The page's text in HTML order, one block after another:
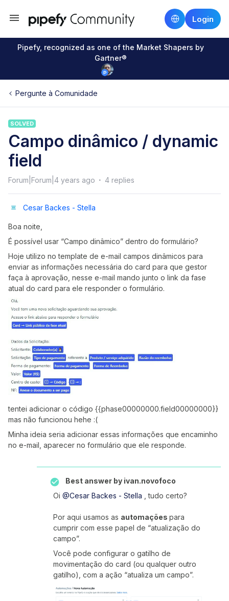
Login
Pipefy, recognized as one of the Market Shapers by
Gartner®
Pergunte à Comunidade
SOLVED
Campo dinâmico / dynamic
field
Forum|Forum|4 years ago 4 replies
Cesar Backes - Stella
Boa noite,
É possível usar “Campo dinâmico” dentro do formulário?
Hoje utilizo no template de e-mail campos dinâmicos para
enviar as informações necessária do card para que gestor
faça à aprovação, nesse e-mail mando junto o link da fase
atual do card para ele responder o formulário.
tentei adicionar o código {{phase00000000.field00000000}}
mas não funcionou hehe :(
Minha ideia seria adicionar essas informações que encaminho
no e-mail, aparecer no formulário que ele responde.
Best answer by ivan.novofoco
Oi @Cesar Backes - Stella , tudo certo?
Por aqui usamos as automações para
cumprir com esse papel de “atualização do
campo”.
Você pode configurar o gatilho de
movimentação do card (ou qualquer outro
gatilho), com a ação “atualiza um campo”.